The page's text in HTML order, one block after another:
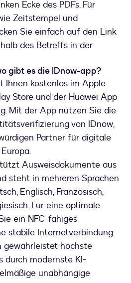
Ecke des PDFs. Für
Zeitstempel und
Sie einfach auf den Link
des Betreffs in der
gibt es die IDnow-app?
Ihnen kostenlos im Apple
Store und der Huawei App
Mit der App nutzen Sie die
von IDnow,
Partner für digitale
Ausweisdokumente aus
steht in mehreren Sprachen
Englisch, Französisch,
Für eine optimale
ein NFC-fähiges
stabile Internetverbindung.
gewährleistet höchste
durch modernste KI-
unabhängige